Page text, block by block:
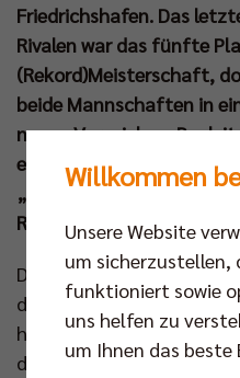
Friedrichshafen. Das
Rivalen war das fünfte
(Rekord)Meisterschaft,
beide Mannschaften in
neuen Vorzeichen.
einige Aktionen in
„Partner des Spieltags“,
Recycling GmbH.
Das Dauerduell der
der Spielzeit 24/25 in die
haben die BR Volleys auf
den VfB zu Buche.
Willkommen
Unsere Website
um sicherzustellen,
funktioniert sowie
uns helfen zu
um Ihnen das beste